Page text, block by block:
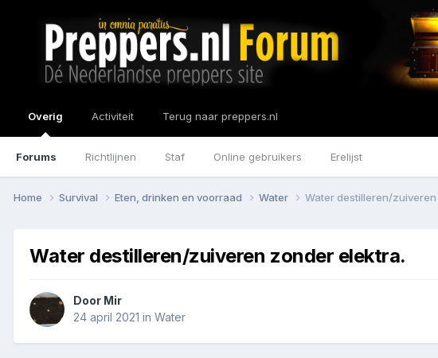
Overig
Forums Richtlijnen Staf Online gebruikers Erelijst
Activiteit Terug naar preppers.nl
Home Survival Eten, drinken en voorraad Water Water destilleren/
Water destilleren/zuiveren zonder elektra.
Door Mir
24 april 2021 in Water